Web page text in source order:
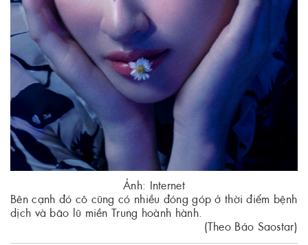
Ảnh: Internet
Bên cạnh đó cô cũng có nhiều đóng góp ở thời điểm bệnh
dịch và bão lũ miền Trung hoành hành.
(Theo Báo Saostar)